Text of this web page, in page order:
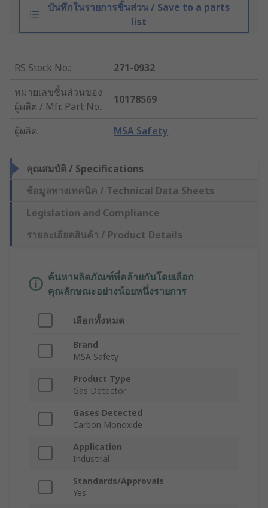
บันทึกในรายการชิ้นส่วน / Save to a parts
list
RS Stock No.:
271-0932
หมายเลขชิ้นส่วนของ
ผู้ผลิต / Mfr. Part No.:
10178569
ผู้ผลิต: MSA Safety
คุณสมบัติ / Specifications
ข้อมูลทางเทคนิค / Technical Data Sheets
Legislation and Compliance
รายละเอียดสินค้า / Product Details
ค้นหาผลิตภัณฑ์ที่คล้ายกันโดยเลือก
คุณลักษณะอย่างน้อยหนึ่งรายการ
เลือกทั้งหมด
Brand
MSA Safety
Product Type
Gas Detector
Gases Detected
Carbon Monoxide
Application
Industrial
Standards/Approvals
Yes